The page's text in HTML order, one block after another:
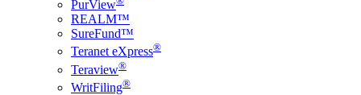
PurView
REALM™
SureFund™
Teranet eXpress®
Teraview®
WritFiling®